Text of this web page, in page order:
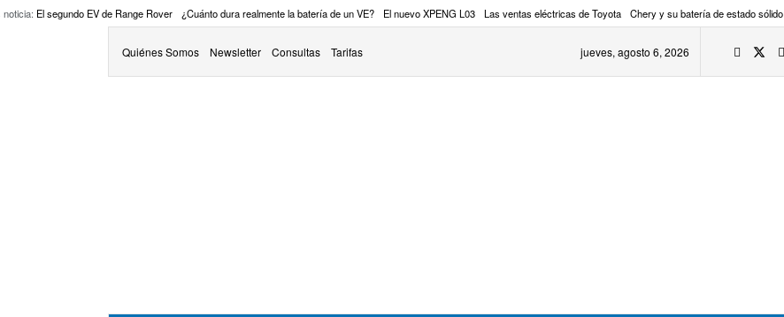
noticia: El segundo EV de Range Rover ¿Cuánto dura realmente la batería de un VE? El nuevo XPENG L03 Las ventas eléctricas de Toyota Chery y su batería de estado sólido
Quiénes Somos Newsletter Consultas Tarifas jueves, agosto 6, 2026